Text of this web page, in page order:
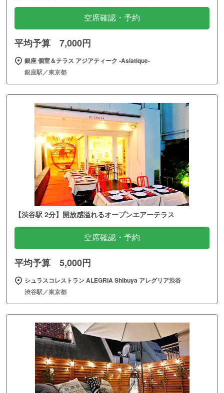
空席確認・予約
平均予算 7,000円
銀座 個室＆テラス アジアティーク ‐Asiatique‐
銀座駅／東京都
【渋谷駅 2分】開放感溢れるオープンエアーテラス
空席確認・予約
平均予算 5,000円
シュラスコレストラン ALEGRIA Shibuya アレグリア渋谷
渋谷駅／東京都